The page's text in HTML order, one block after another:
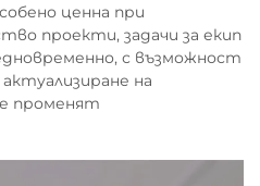
ценна при
проекти, задачи за екип
с възможност
на
променят